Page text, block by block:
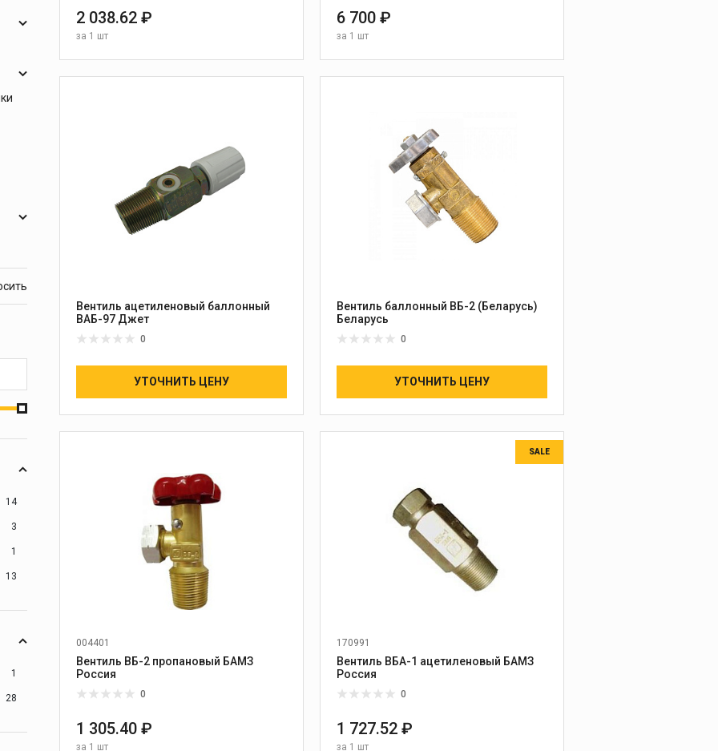
14
3
1
13
1
28
2 038.62 ₽
за 1 шт
В КОРЗИНУ
6 700 ₽
за 1 шт
В КОРЗИНУ
Вентиль ацетиленовый баллонный
ВАБ-97 Джет
0
УТОЧНИТЬ ЦЕНУ
Вентиль баллонный ВБ-2 (Беларусь)
Беларусь
0
УТОЧНИТЬ ЦЕНУ
004401
Вентиль ВБ-2 пропановый БАМЗ
Россия
0
1 305.40 ₽
за 1 шт
SALE
170991
Вентиль ВБА-1 ацетиленовый БАМЗ
Россия
0
1 727.52 ₽
за 1 шт